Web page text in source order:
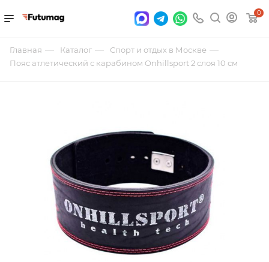
0
Главная — Каталог — Спорт и отдых в Москве —
Пояс атлетический с карабином Onhillsport 2 слоя 10 см